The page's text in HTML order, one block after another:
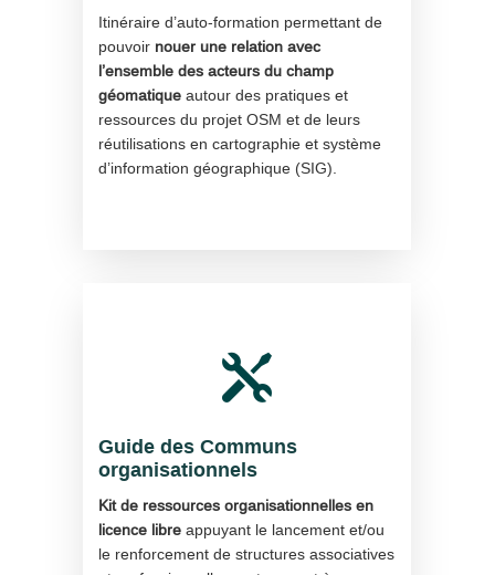
Itinéraire d’auto-formation permettant de
pouvoir nouer une relation avec
l’ensemble des acteurs du champ
géomatique autour des pratiques et
ressources du projet OSM et de leurs
réutilisations en cartographie et système
d’information géographique (SIG).

Guide des Communs
organisationnels
Kit de ressources organisationnelles en
licence libre appuyant le lancement et/ou
le renforcement de structures associatives